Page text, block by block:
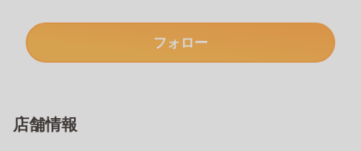
フォロー
店舗情報